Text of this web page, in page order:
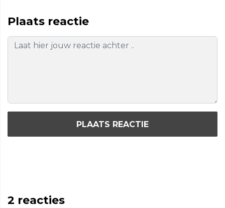
Plaats reactie
PLAATS REACTIE
2 reacties